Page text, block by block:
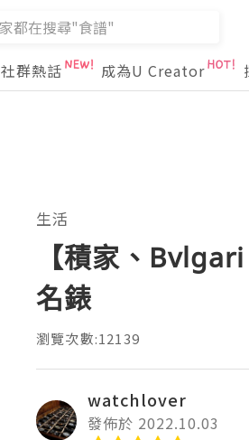
社群熱話 成為U Creator
生活
【積家、
名錶
瀏覽次數:12139
watchlover
發佈於 2022.10.03